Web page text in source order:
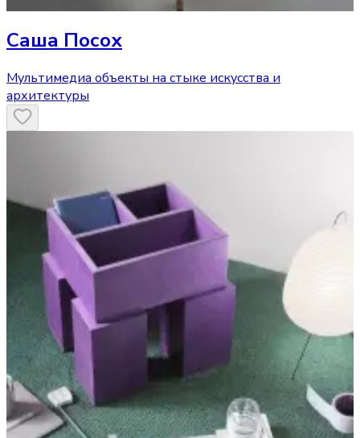
Саша Посох
Мультимедиа объекты на стыке искусства и
архитектуры